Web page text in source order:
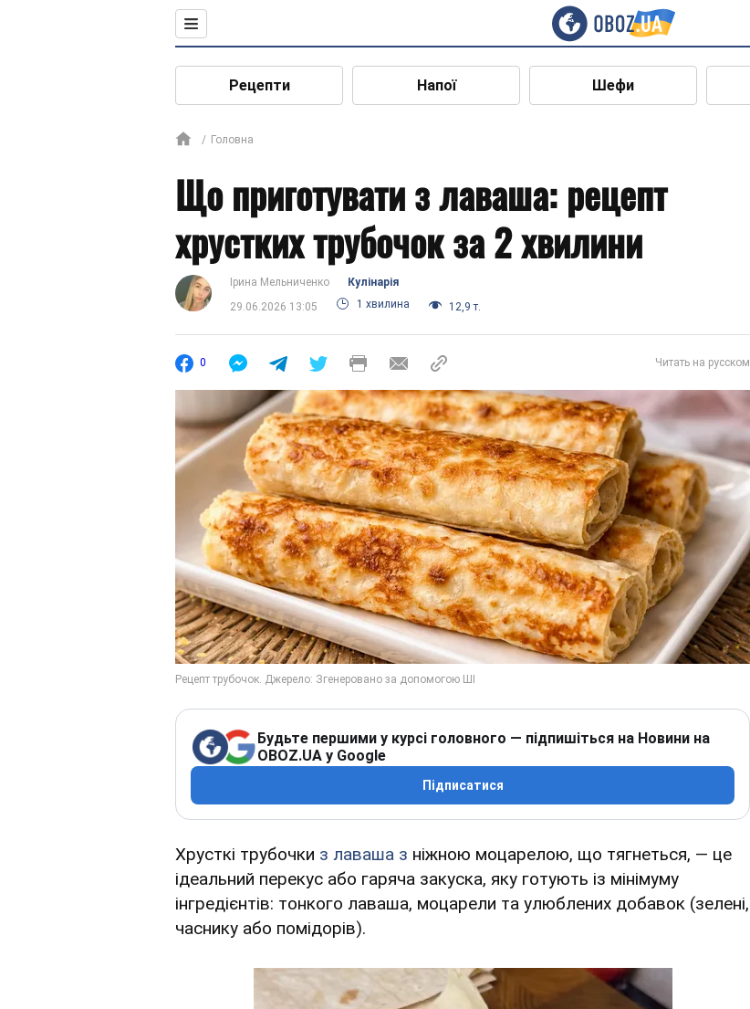
Рецепти Напої Шефи
Головна
Що приготувати з лаваша: рецепт
хрустких трубочок за 2 хвилини
Ірина Мельниченко
Кулінарія
29.06.2026 13:05
1 хвилина 12,9 т.
0 Читать на русском
Будьте першими у курсі головного — підпишіться на Новини на
OBOZ.UA у Google
Підписатися
Хрусткі трубочки з лаваша з ніжною моцарелою, що тягнеться, — це
ідеальний перекус або гаряча закуска, яку готують із мінімуму
інгредієнтів: тонкого лаваша, моцарели та улюблених добавок (зелені,
часнику або помідорів).